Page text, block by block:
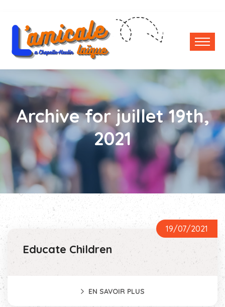
Archive for juillet 19th,
2021
19/07/2021
Educate Children
EN SAVOIR PLUS